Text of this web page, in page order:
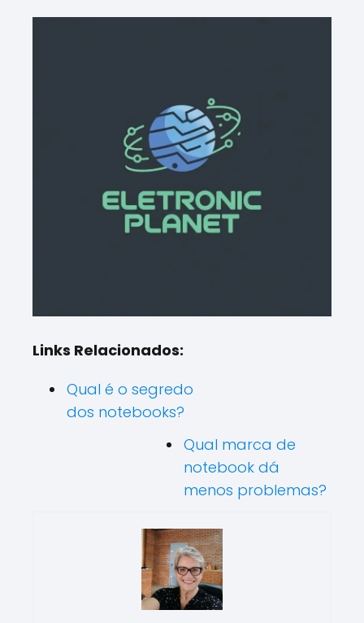
Links Relacionados:
Qual é o segredo
dos notebooks?
Qual marca de
notebook dá
menos problemas?